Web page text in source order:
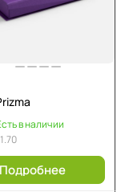
в наличии
Подробнее